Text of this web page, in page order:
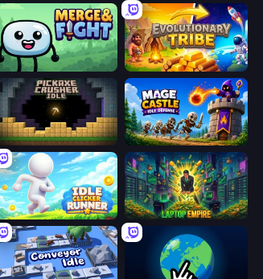
Merge & Fight Evolutionary Tribe
Pickaxe Crusher Idle Mage Castle Idle Defense
Idle Clicker Runner Laptop Empire